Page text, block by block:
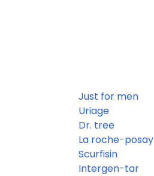
Just for men
Uriage
Dr. tree
La roche-posay
Scurfisin
Intergen-tar